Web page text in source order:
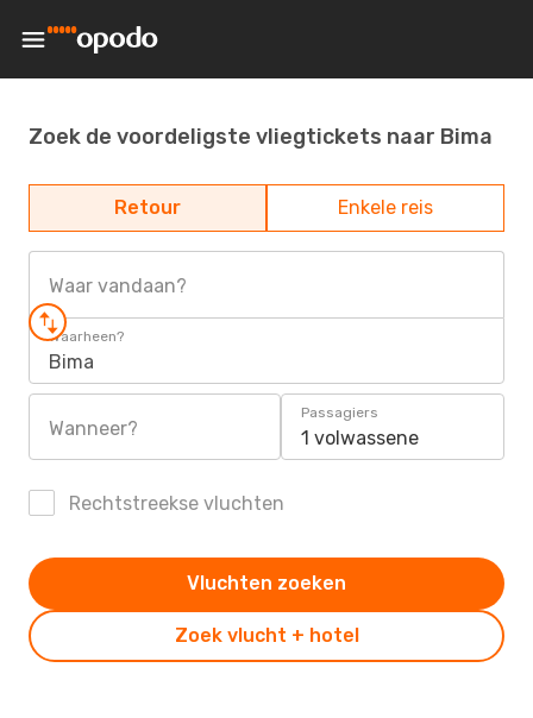
Zoek de voordeligste vliegtickets naar Bima
Retour Enkele reis
Waar vandaan?
Waarheen?
Bima
Wanneer?
Passagiers
1 volwassene
Rechtstreekse vluchten
Zoek vlucht + hotel
Vluchten zoeken